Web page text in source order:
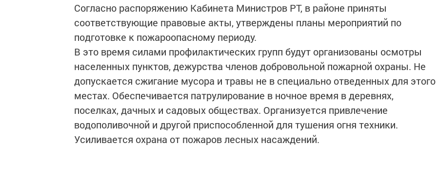
Согласно распоряжению Кабинета Министров РТ, в районе приняты
соответствующие правовые акты, утверждены планы мероприятий по
подготовке к пожароопасному периоду.
В это время силами профилактических групп будут организованы осмотры
населенных пунктов, дежурства членов добровольной пожарной охраны. Не
допускается сжигание мусора и травы не в специально отведенных для этого
местах. Обеспечивается патрулирование в ночное время в деревнях,
поселках, дачных и садовых обществах. Организуется привлечение
водополивочной и другой приспособленной для тушения огня техники.
Усиливается охрана от пожаров лесных насаждений.